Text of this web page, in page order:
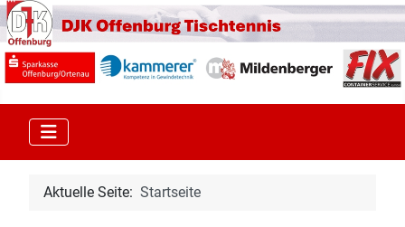
Aktuelle Seite: Startseite